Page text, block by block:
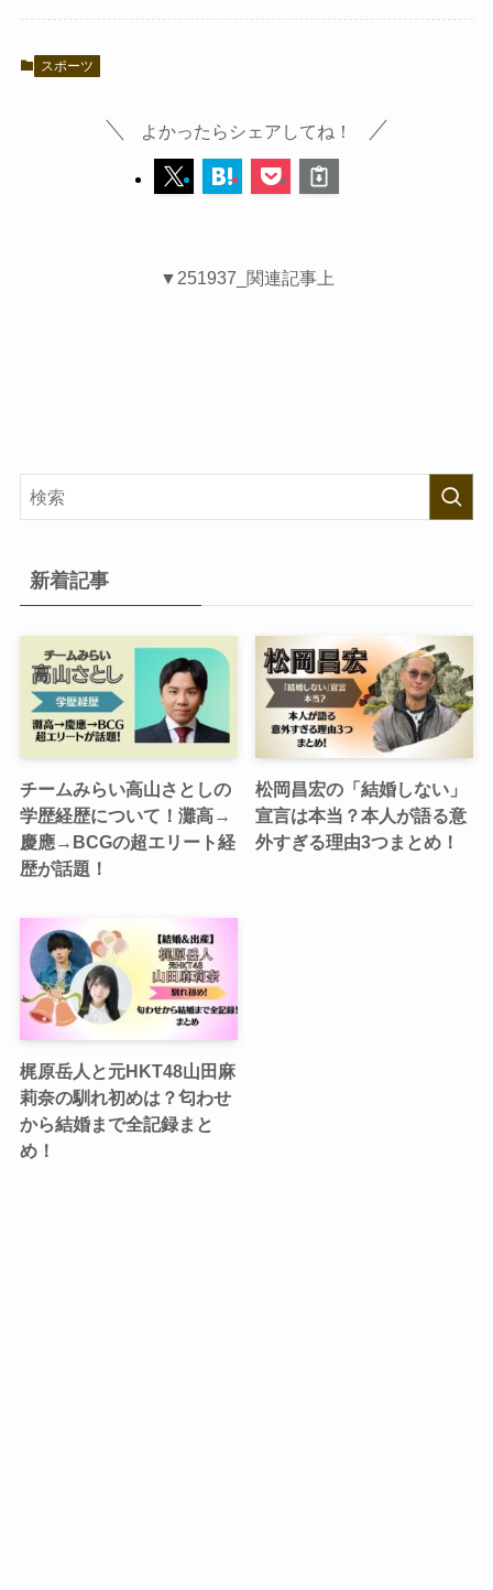
スポーツ
よかったらシェアしてね！
▼251937_関連記事上
新着記事
チームみらい高山さとしの
学歴経歴について！灘高→
慶應→BCGの超エリート経
歴が話題！
松岡昌宏の「結婚しない」
宣言は本当？本人が語る意
外すぎる理由3つまとめ！
梶原岳人と元HKT48山田麻
莉奈の馴れ初めは？匂わせ
から結婚まで全記録まと
め！